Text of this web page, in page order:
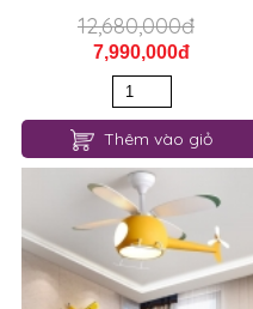
12,680,000đ
7,990,000đ
Thêm vào giỏ